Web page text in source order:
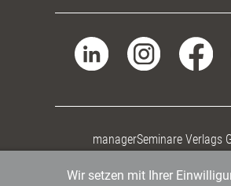
managerSeminare Verlags
Wir setzen mit Ihrer